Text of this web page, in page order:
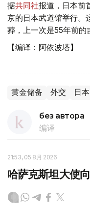
据共同社报道，日本前
京的日本武道馆举行。
葬，上一次是55年前的
【编译：阿依波塔】
黄金储备 外交 日本
без автора
编译
21:53, 05 8月 2026
哈萨克斯坦大使